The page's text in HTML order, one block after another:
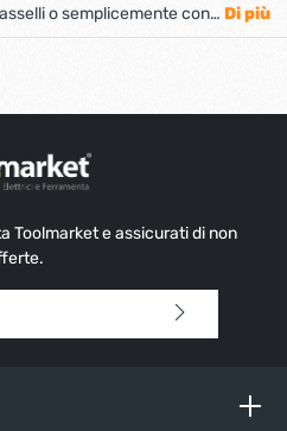
o semplicemente con… Di più
Toolmarket e assicurati di non